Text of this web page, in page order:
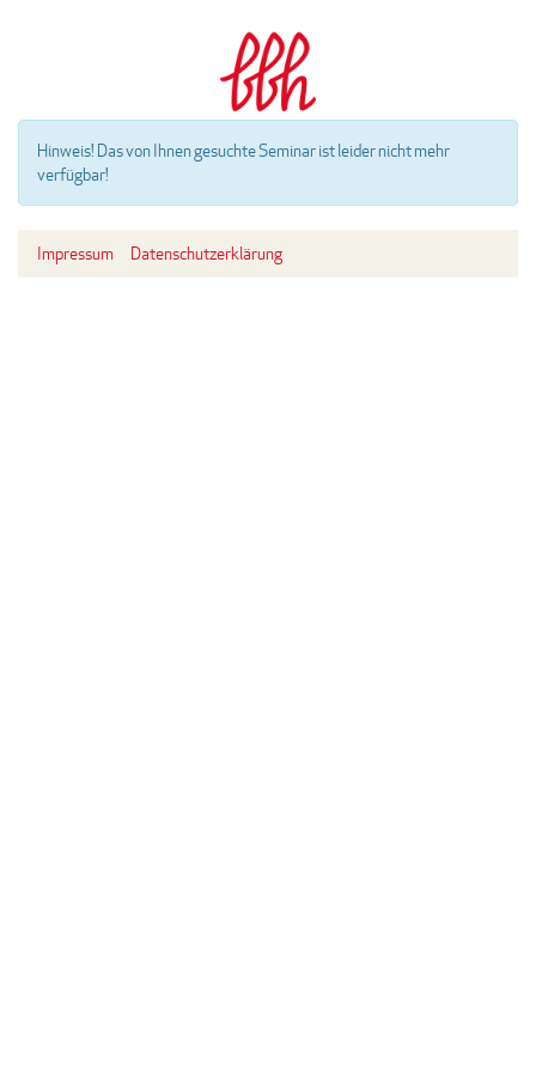
Hinweis! Das von Ihnen gesuchte Seminar ist leider nicht mehr
verfügbar!
Impressum Datenschutzerklärung